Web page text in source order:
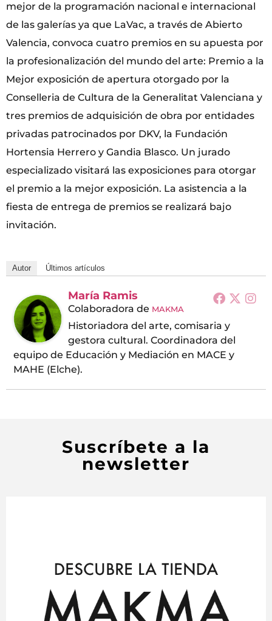
mejor de la programación nacional e internacional
de las galerías ya que LaVac, a través de Abierto
Valencia, convoca cuatro premios en su apuesta por
la profesionalización del mundo del arte: Premio a la
Mejor exposición de apertura otorgado por la
Conselleria de Cultura de la Generalitat Valenciana y
tres premios de adquisición de obra por entidades
privadas patrocinados por DKV, la Fundación
Hortensia Herrero y Gandia Blasco. Un jurado
especializado visitará las exposiciones para otorgar
el premio a la mejor exposición. La asistencia a la
fiesta de entrega de premios se realizará bajo
invitación.
Autor Últimos artículos
María Ramis
Colaboradora de MAKMA
Historiadora del arte, comisaria y
gestora cultural. Coordinadora del
equipo de Educación y Mediación en MACE y
MAHE (Elche).
Suscríbete a la
newsletter